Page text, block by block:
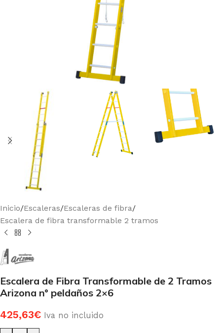
Inicio/Escaleras/Escaleras de fibra/
Escalera de fibra transformable 2 tramos
Escalera de Fibra Transformable de 2 Tramos
Arizona n° peldaños 2×6
425,63€ Iva no incluido